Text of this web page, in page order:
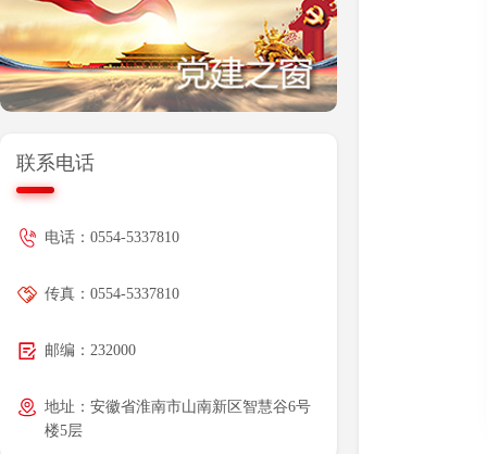
联系电话
电话：0554-5337810
传真：0554-5337810
邮编：232000
地址：安徽省淮南市山南新区智慧谷6号
楼5层